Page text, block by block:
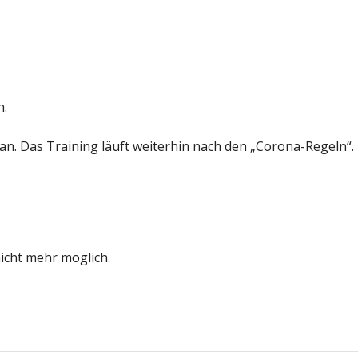
Das Training läuft weiterhin nach den „Corona-Regeln“.
mehr möglich.